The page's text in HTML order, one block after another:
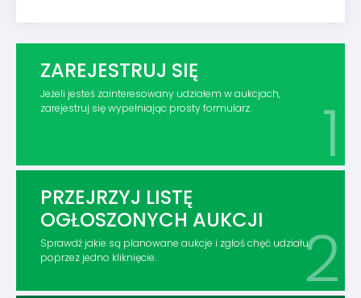
ZAREJESTRUJ SIĘ
Jeżeli jesteś zainteresowany udziałem w aukcjach,
zarejestruj się wypełniając prosty formularz.
PRZEJRZYJ LISTĘ
OGŁOSZONYCH AUKCJI
Sprawdź jakie są planowane aukcje i zgłoś chęć udziału
poprzez jedno kliknięcie.